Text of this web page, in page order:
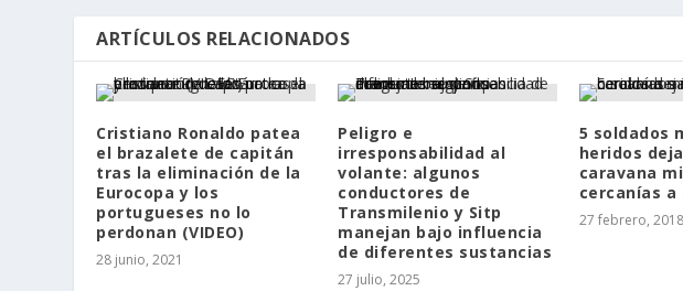
ARTÍCULOS RELACIONADOS
Cristiano Ronaldo patea
el brazalete de capitán
tras la eliminación de la
Eurocopa y los
portugueses no lo
perdonan (VIDEO)
28 junio, 2021
Peligro e
irresponsabilidad al
volante: algunos
conductores de
Transmilenio y Sitp
manejan bajo influencia
de diferentes sustancias
27 julio, 2025
5 soldados
heridos
caravana
cercanías a
27 febrero, 2018